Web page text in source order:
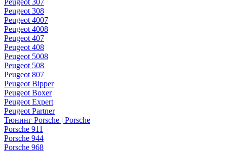
Peugeot 307
Peugeot 308
Peugeot 4007
Peugeot 4008
Peugeot 407
Peugeot 408
Peugeot 5008
Peugeot 508
Peugeot 807
Peugeot Bipper
Peugeot Boxer
Peugeot Expert
Peugeot Partner
Тюнинг Porsche | Porsche
Porsche 911
Porsche 944
Porsche 968